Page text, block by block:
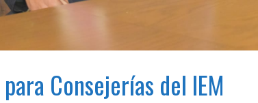
Consejerías del IEM